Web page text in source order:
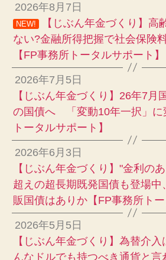
2026年8月7日
NEW!
【じぶん年金づくり】高
ない?金融所得把握で社会保険
【FP事務所トータルサポート】
2026年7月5日
【じぶん年金づくり】26年7月
の国債へ 「変動10年一択」に
トータルサポート】
2026年6月3日
【じぶん年金づくり】"金利の
超えの超長期既発国債も登場中
販国債はありか【FP事務所トー
2026年5月5日
【じぶん年金づくり】為替介
んなドルでも持つべき通貨と言